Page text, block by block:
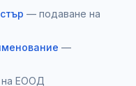
— подаване на
—
на ЕООД